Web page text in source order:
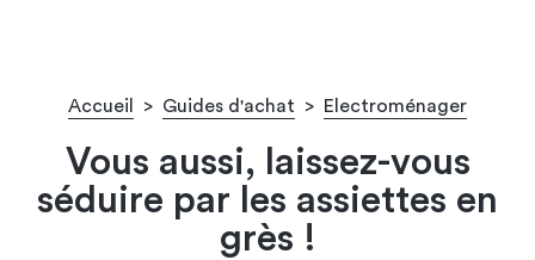
Accueil > Guides d'achat > Electroménager
Vous aussi, laissez-vous
séduire par les assiettes en
grès !